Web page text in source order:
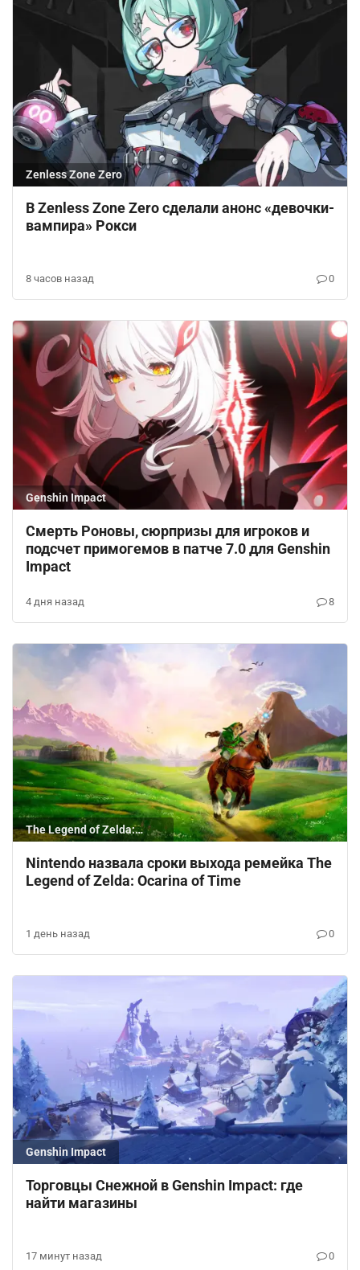
Zenless Zone Zero
В Zenless Zone Zero сделали анонс «девочки-
вампира» Рокси
8 часов назад 0
Genshin Impact
Смерть Роновы, сюрпризы для игроков и
подсчет примогемов в патче 7.0 для Genshin
Impact
4 дня назад 8
The Legend of Zelda:
Ocarina of Time
Nintendo назвала сроки выхода ремейка The
Legend of Zelda: Ocarina of Time
1 день назад 0
Genshin Impact
Торговцы Снежной в Genshin Impact: где
найти магазины
17 минут назад 0